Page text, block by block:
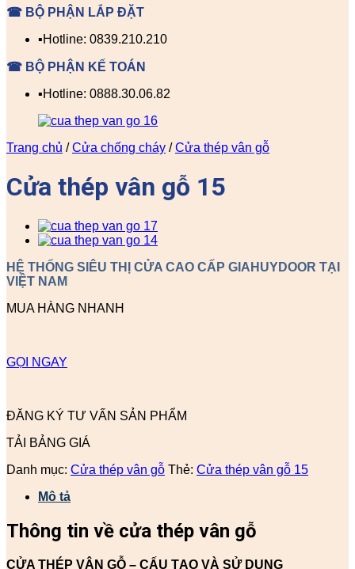
☎ BỘ PHẬN LẮP ĐẶT
▪️Hotline: 0839.210.210
☎ BỘ PHẬN KẾ TOÁN
▪️Hotline: 0888.30.06.82
Trang chủ / Cửa chống cháy / Cửa thép vân gỗ
Cửa thép vân gỗ 15
HỆ THỐNG SIÊU THỊ CỬA CAO CẤP GIAHUYDOOR TẠI
VIỆT NAM
MUA HÀNG NHANH
GỌI NGAY
ĐĂNG KÝ TƯ VẤN SẢN PHẨM
TẢI BẢNG GIÁ
Danh mục: Cửa thép vân gỗ Thẻ: Cửa thép vân gỗ 15
Mô tả
Thông tin về cửa thép vân gỗ
CỬA THÉP VÂN GỖ – CẤU TẠO VÀ SỬ DỤNG